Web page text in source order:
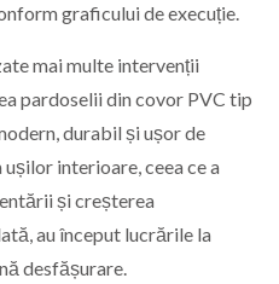
graficului de execuție.
mai multe intervenții
pardoselii din covor PVC tip
durabil și ușor de
interioare, ceea ce a
și creșterea
au început lucrările la
desfășurare.